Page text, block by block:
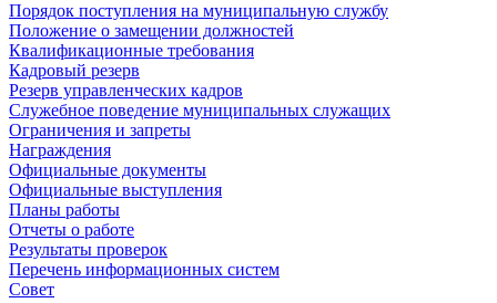
Порядок поступления на муниципальную службу
Положение о замещении должностей
Квалификационные требования
Кадровый резерв
Резерв управленческих кадров
Служебное поведение муниципальных служащих
Ограничения и запреты
Награждения
Официальные документы
Официальные выступления
Планы работы
Отчеты о работе
Результаты проверок
Перечень информационных систем
Совет